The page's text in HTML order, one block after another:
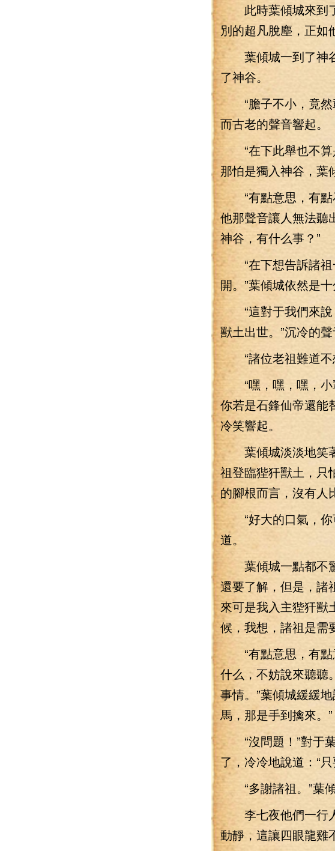
此時葉傾城來到了
別的超凡脫塵，正如
葉傾城一到了神谷
了神谷。
“膽子不小，竟然敢
而古老的聲音響起。
“在下此舉也不算
那怕是獨入神谷，葉
“有點意思，有點石
他那聲音讓人無法聽
神谷，有什么事？”
“在下想告訴諸祖
開。”葉傾城依然是十
“這對于我們來說
獸土出世。”沉冷的聲
“諸位老祖難道不想
“嘿，嘿，嘿，小
你若是石鋒仙帝還能
冷笑響起。
葉傾城淡淡地笑著
祖登臨狴犴獸土，只
的腳根而言，沒有人
“好大的口氣，你
道。
葉傾城一點都不驚
還要了解，但是，諸
來可是我入主狴犴獸
候，我想，諸祖是需
“有點意思，有點
什么，不妨說來聽聽
事情。”葉傾城緩緩
馬，那是手到擒來。”
“沒問題！”對于葉
了，冷冷地說道：“
“多謝諸祖。”葉傾
李七夜他們一行人
動靜，這讓四眼龍雞